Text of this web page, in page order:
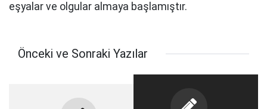
eşyalar ve olgular almaya başlamıştır.
Önceki ve Sonraki Yazılar